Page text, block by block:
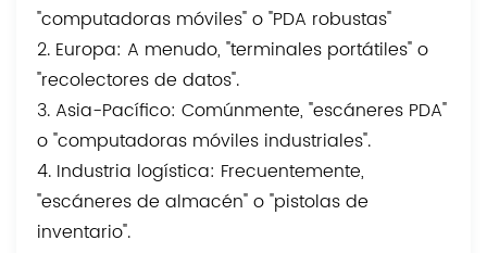
"computadoras móviles" o "PDA robustas"
2. Europa: A menudo, "terminales portátiles" o
"recolectores de datos".
3. Asia-Pacífico: Comúnmente, "escáneres PDA"
o "computadoras móviles industriales".
4. Industria logística: Frecuentemente,
"escáneres de almacén" o "pistolas de
inventario".